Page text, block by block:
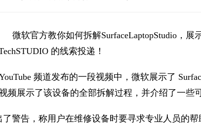
的线索投递！
YouTube 频道发布的一段视频中，微软展示了
频展示了该设备的全部拆解过程，并介绍了一些
警告，称用户在维修设备时要寻求专业人员的帮